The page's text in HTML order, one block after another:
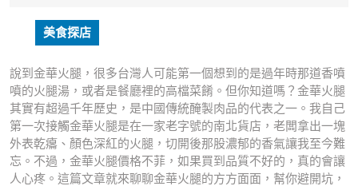
美食探店
說到金華火腿，很多台灣人可能第一個想到的是過年時那道香噴
噴的火腿湯，或者是餐廳裡的高檔菜餚。但你知道嗎？金華火腿
其實有超過千年歷史，是中國傳統醃製肉品的代表之一。我自己
第一次接觸金華火腿是在一家老字號的南北貨店，老闆拿出一塊
外表乾癟、顏色深紅的火腿，切開後那股濃郁的香氣讓我至今難
忘。不過，金華火腿價格不菲，如果買到品質不好的，真的會讓
人心疼。這篇文章就來聊聊金華火腿的方方面面，幫你避開坑，